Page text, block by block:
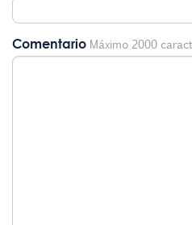
Comentario Máximo 2000